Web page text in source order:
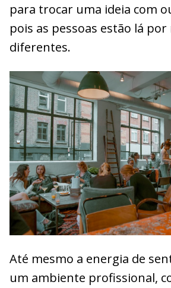
para trocar uma ideia com
pois as pessoas estão lá
diferentes.
Até mesmo a energia de
um ambiente profissional,